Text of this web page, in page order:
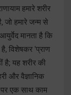
हमारे शरीर
जो हमारे जन्म से
मानता है कि
विशेषकर 'प्राण
यह शरीर की
और वैज्ञानिक
पर एक साथ काम